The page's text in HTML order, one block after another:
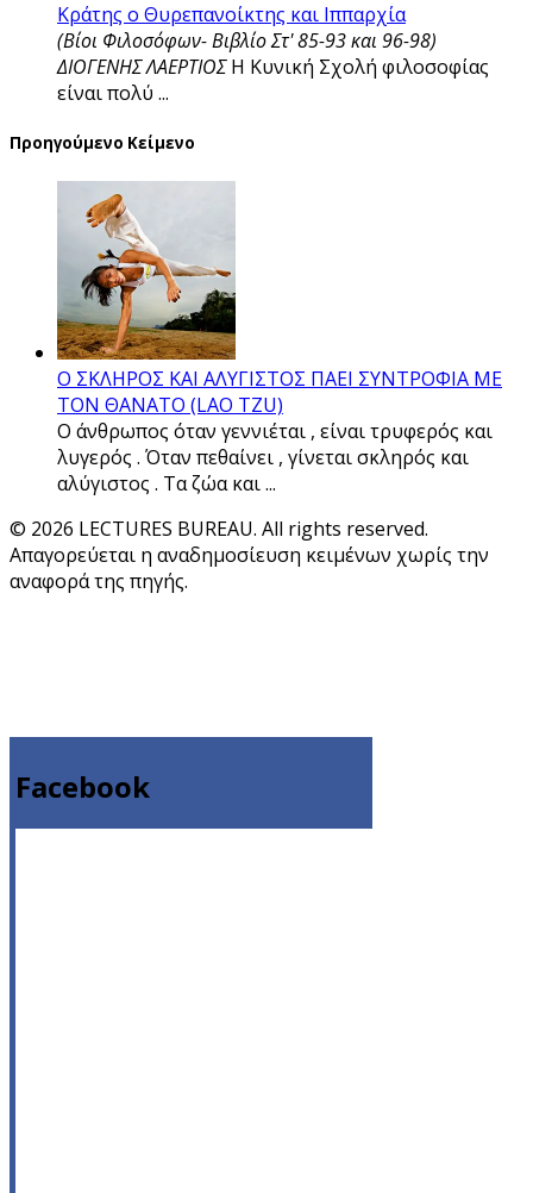
Κράτης ο Θυρεπανοίκτης και Ιππαρχία
(Βίοι Φιλοσόφων- Βιβλίο Στ' 85-93 και 96-98)
ΔΙΟΓΕΝΗΣ ΛΑΕΡΤΙΟΣΗ Κυνική Σχολή φιλοσοφίας
είναι πολύ ...
Προηγούμενο Κείμενο
Ο ΣΚΛΗΡΟΣ ΚΑΙ ΑΛΥΓΙΣΤΟΣ ΠΑΕΙ ΣΥΝΤΡΟΦΙΑ ΜΕ
ΤΟΝ ΘΑΝΑΤΟ (LAO TZU)
Ο άνθρωπος όταν γεννιέται , είναι τρυφερός και
λυγερός . Όταν πεθαίνει , γίνεται σκληρός και
αλύγιστος . Τα ζώα και ...
© 2026 LECTURES BUREAU. All rights reserved.
Απαγορεύεται η αναδημοσίευση κειμένων χωρίς την
αναφορά της πηγής.
Facebook